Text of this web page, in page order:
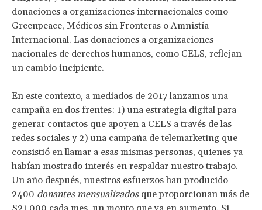
donaciones a organizaciones internacionales como
Greenpeace, Médicos sin Fronteras o Amnistía
Internacional. Las donaciones a organizaciones
nacionales de derechos humanos, como CELS, reflejan
un cambio incipiente.
En este contexto, a mediados de 2017 lanzamos una
campaña en dos frentes: 1) una estrategia digital para
generar contactos que apoyen a CELS a través de las
redes sociales y 2) una campaña de telemarketing que
consistió en llamar a esas mismas personas, quienes ya
habían mostrado interés en respaldar nuestro trabajo.
Un año después, nuestros esfuerzos han producido
2400 donantes mensualizadosque proporcionan más de